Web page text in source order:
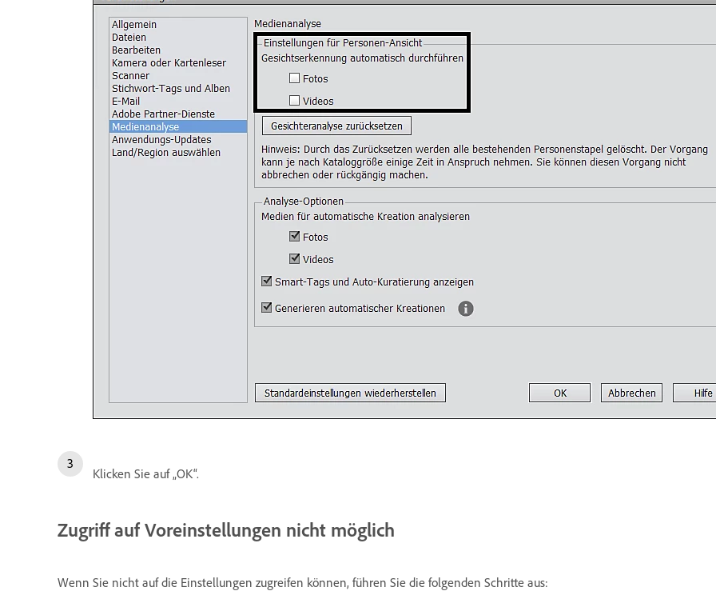
Klicken Sie auf „OK“.
Zugriff auf Voreinstellungen nicht möglich
Wenn Sie nicht auf die Einstellungen zugreifen können, führen Sie die folgenden Schritte aus: